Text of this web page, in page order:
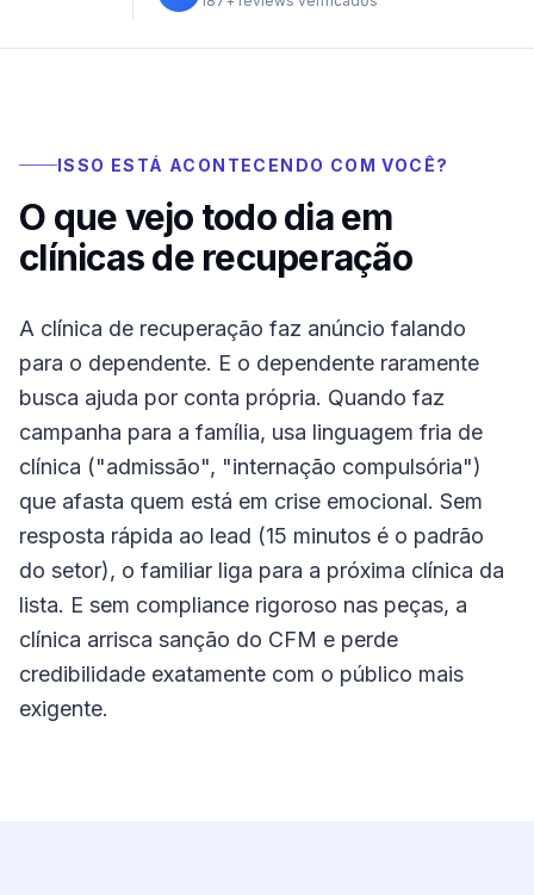
ISSO ESTÁ ACONTECENDO COM VOCÊ?
O que vejo todo dia em
clínicas de recuperação
A clínica de recuperação faz anúncio falando
para o dependente. E o dependente raramente
busca ajuda por conta própria. Quando faz
campanha para a família, usa linguagem fria de
clínica ("admissão", "internação compulsória")
que afasta quem está em crise emocional. Sem
resposta rápida ao lead (15 minutos é o padrão
do setor), o familiar liga para a próxima clínica da
lista. E sem compliance rigoroso nas peças, a
clínica arrisca sanção do CFM e perde
credibilidade exatamente com o público mais
exigente.